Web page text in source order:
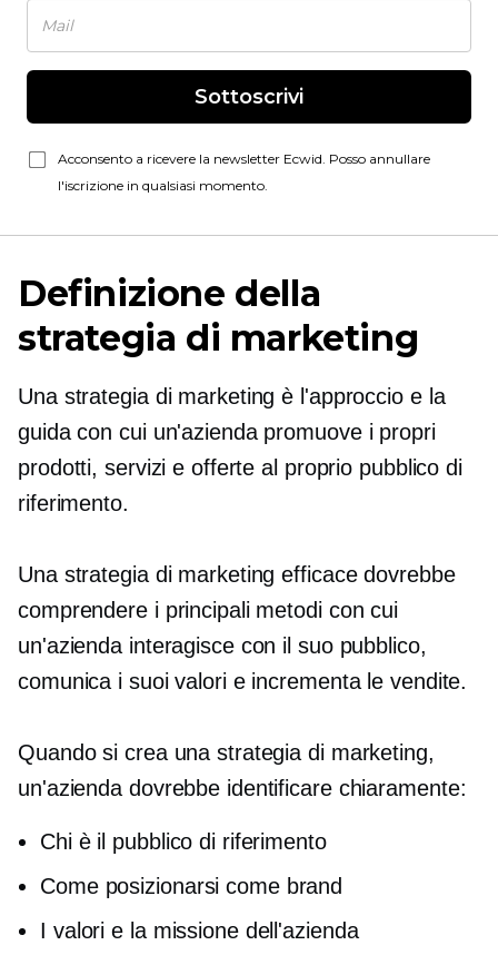
Sottoscrivi
Acconsento a ricevere la newsletter Ecwid. Posso annullare
l'iscrizione in qualsiasi momento.
Definizione della
strategia di marketing
Una strategia di marketing è l'approccio e la
guida con cui un'azienda promuove i propri
prodotti, servizi e offerte al proprio pubblico di
riferimento.
Una strategia di marketing efficace dovrebbe
comprendere i principali metodi con cui
un'azienda interagisce con il suo pubblico,
comunica i suoi valori e incrementa le vendite.
Quando si crea una strategia di marketing,
un'azienda dovrebbe identificare chiaramente:
Chi è il pubblico di riferimento
Come posizionarsi come brand
I valori e la missione dell'azienda